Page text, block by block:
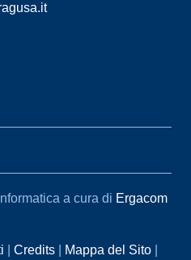
a cura di Ergacom
Credits Mappa del Sito